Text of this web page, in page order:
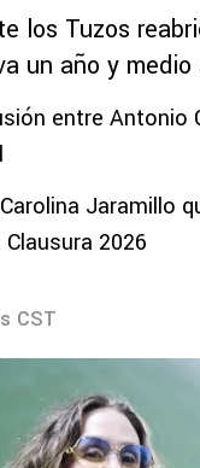
los Tuzos
un año y
entre Antonio
Jaramillo
2026
CST